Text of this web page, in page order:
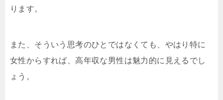
ります。
また、そういう思考のひとではなくても、やはり特に
女性からすれば、高年収な男性は魅力的に見えるでし
ょう。